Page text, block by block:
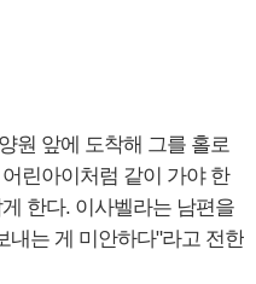
원 앞에 도착해 그를 홀로
린아이처럼 같이 가야 한
한다. 이사벨라는 남편을
내는 게 미안하다"라고 전한